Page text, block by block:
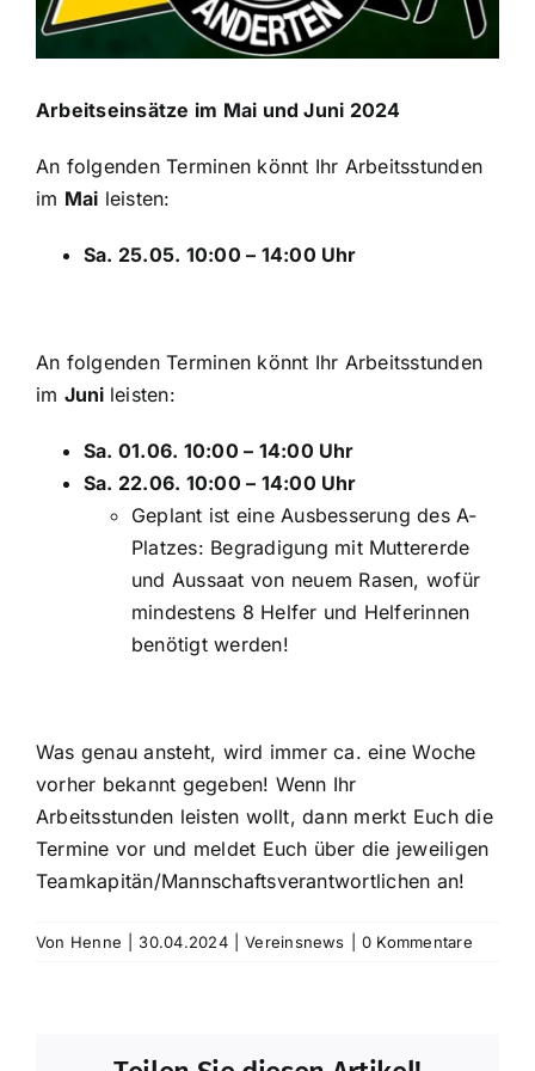
Arbeitseinsätze im Mai und Juni 2024
An folgenden Terminen könnt Ihr Arbeitsstunden
im Mai leisten:
Sa. 25.05. 10:00 – 14:00 Uhr
An folgenden Terminen könnt Ihr Arbeitsstunden
im Juni leisten:
Sa. 01.06. 10:00 – 14:00 Uhr
Sa. 22.06. 10:00 – 14:00 Uhr
Geplant ist eine Ausbesserung des A-
Platzes: Begradigung mit Muttererde
und Aussaat von neuem Rasen, wofür
mindestens 8 Helfer und Helferinnen
benötigt werden!
Was genau ansteht, wird immer ca. eine Woche
vorher bekannt gegeben! Wenn Ihr
Arbeitsstunden leisten wollt, dann merkt Euch die
Termine vor und meldet Euch über die jeweiligen
Teamkapitän/Mannschaftsverantwortlichen an!
Von Henne 30.04.2024 Vereinsnews 0 Kommentare